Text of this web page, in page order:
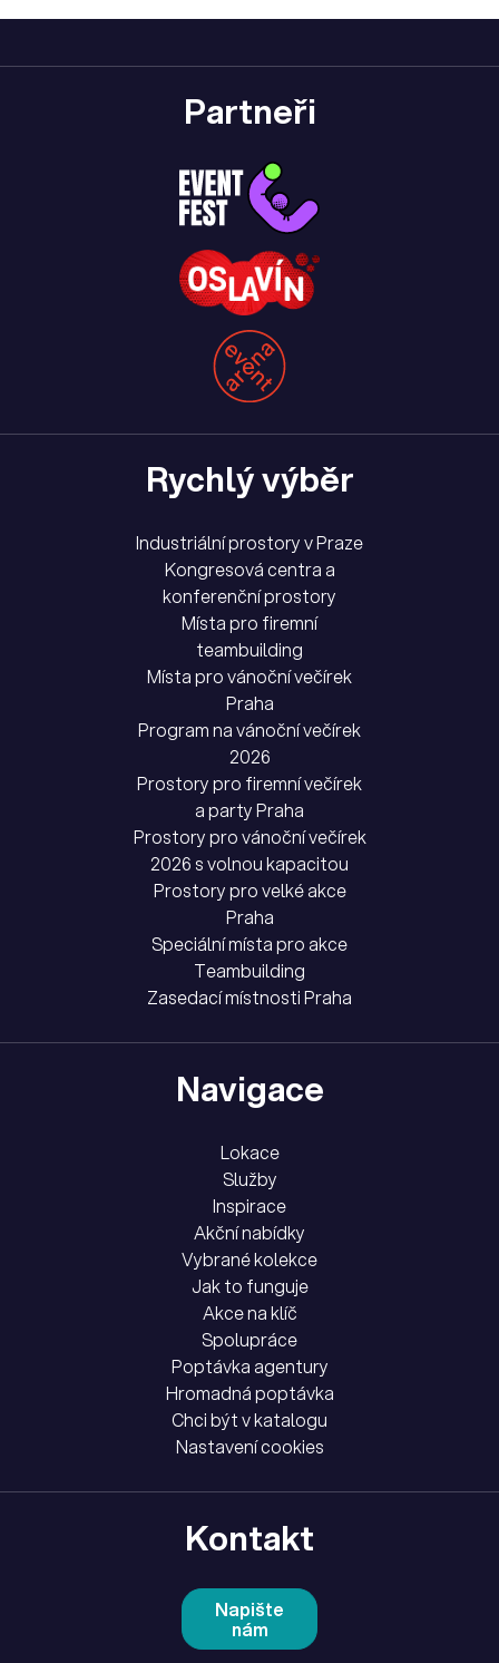
Partneři
Rychlý výběr
Industriální prostory v Praze
Kongresová centra a
konferenční prostory
Místa pro firemní
teambuilding
Místa pro vánoční večírek
Praha
Program na vánoční večírek
2026
Prostory pro firemní večírek
a party Praha
Prostory pro vánoční večírek
2026 s volnou kapacitou
Prostory pro velké akce
Praha
Speciální místa pro akce
Teambuilding
Zasedací místnosti Praha
Navigace
Lokace
Služby
Inspirace
Akční nabídky
Vybrané kolekce
Jak to funguje
Akce na klíč
Spolupráce
Poptávka agentury
Hromadná poptávka
Chci být v katalogu
Nastavení cookies
Kontakt
Napište
nám